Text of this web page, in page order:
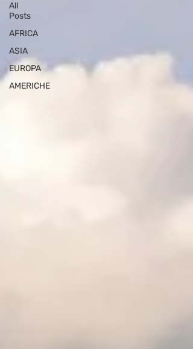
All
Posts
AFRICA
ASIA
EUROPA
AMERICHE